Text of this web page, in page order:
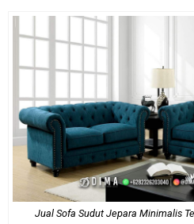
Jual Sofa Sudut Jepara Minimalis